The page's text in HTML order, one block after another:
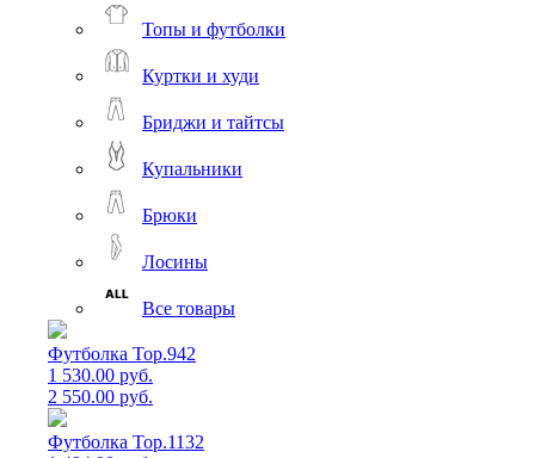
Топы и футболки
Куртки и худи
Бриджи и тайтсы
Купальники
Брюки
Лосины
Все товары
Футболка Top.942
1 530.00 руб.
2 550.00 руб.
Футболка Top.1132